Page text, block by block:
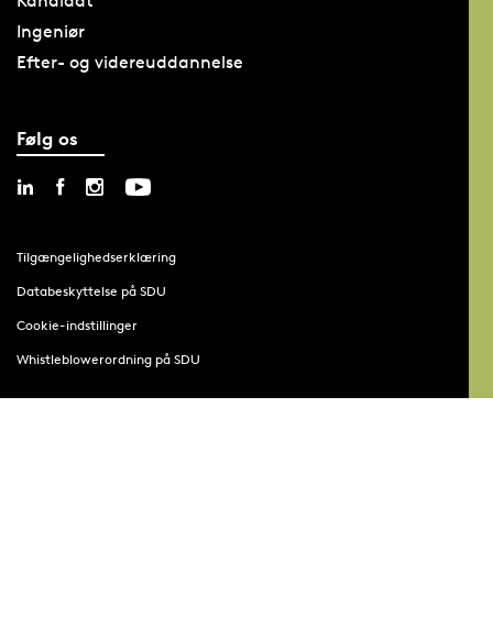
Ingeniør
Efter- og videreuddannelse
Følg os
Tilgængelighedserklæring
Databeskyttelse på SDU
Cookie-indstillinger
Whistleblowerordning på SDU